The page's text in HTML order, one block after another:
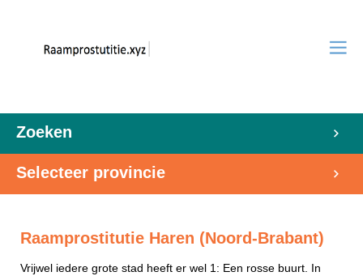
Zoeken
Selecteer provincie
Raamprostitutie Haren (Noord-Brabant)
Vrijwel iedere grote stad heeft er wel 1: Een rosse buurt. In